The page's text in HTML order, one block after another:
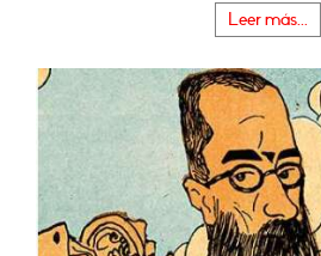
Leer más...